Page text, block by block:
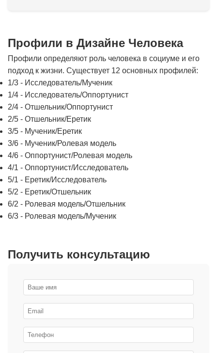
Профили в Дизайне Человека
Профили определяют роль человека в социуме и его
подход к жизни. Существует 12 основных профилей:
1/3 - Исследователь/Мученик
1/4 - Исследователь/Оппортунист
2/4 - Отшельник/Оппортунист
2/5 - Отшельник/Еретик
3/5 - Мученик/Еретик
3/6 - Мученик/Ролевая модель
4/6 - Оппортунист/Ролевая модель
4/1 - Оппортунист/Исследователь
5/1 - Еретик/Исследователь
5/2 - Еретик/Отшельник
6/2 - Ролевая модель/Отшельник
6/3 - Ролевая модель/Мученик
Получить консультацию